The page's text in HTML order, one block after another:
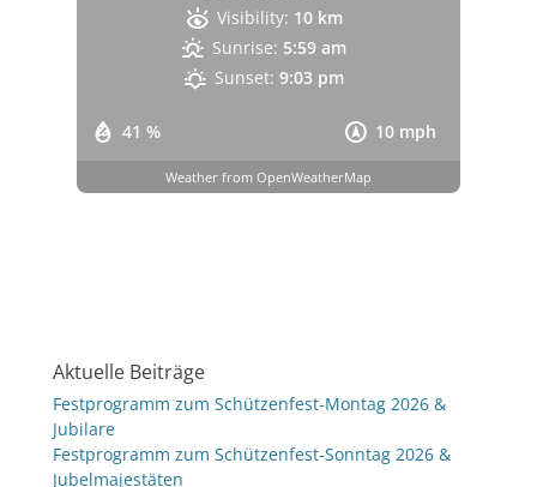
41 % 10 mph
Visibility: 10 km
Sunrise: 5:59 am
Sunset: 9:03 pm
Weather from OpenWeatherMap
Aktuelle Beiträge
Festprogramm zum Schützenfest-Montag 2026 &
Jubilare
Festprogramm zum Schützenfest-Sonntag 2026 &
Jubelmajestäten